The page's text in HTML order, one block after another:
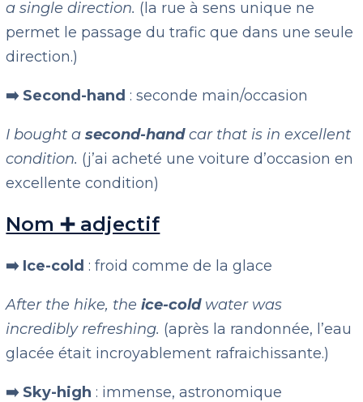
a single direction. (la rue à sens unique ne
permet le passage du trafic que dans une seule
direction.)
➡️ Second-hand : seconde main/occasion
I bought asecond-handcar that is in excellent
condition. (j’ai acheté une voiture d’occasion en
excellente condition)
Nom ➕ adjectif
➡️ Ice-cold : froid comme de la glace
After the hike, theice-coldwater was
incredibly refreshing. (après la randonnée, l’eau
glacée était incroyablement rafraichissante.)
➡️ Sky-high : immense, astronomique